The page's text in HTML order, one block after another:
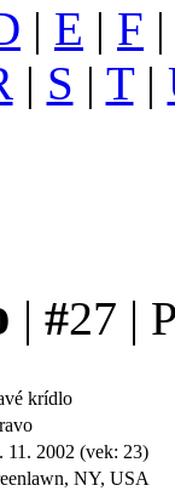
| E | F
| S | T|
| #27 |
krídlo
11. 2002 (vek: 23)
NY, USA